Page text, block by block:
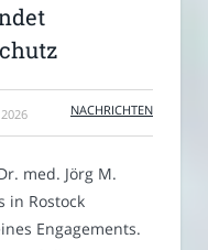
NACHRICHTEN
med. Jörg M.
in Rostock
Engagements.